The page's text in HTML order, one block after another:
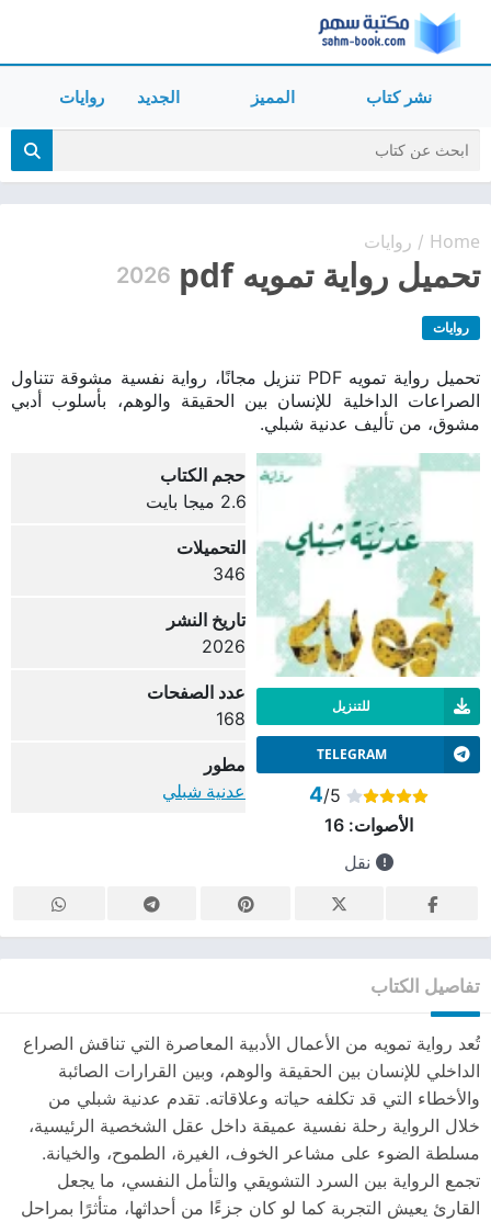
نشر كتاب المميز الجديد روايات
Home
/ روايات
تحميل رواية تمويه pdf 2026
روايات
تحميل رواية تمويه PDF تنزيل مجانًا، رواية نفسية مشوقة تتناول
الصراعات الداخلية للإنسان بين الحقيقة والوهم، بأسلوب أدبي
مشوق، من تأليف عدنية شبلي.
للتنزيل
TELEGRAM
4/5
الأصوات:16
نقل
حجم الكتاب
2.6 ميجا بايت
التحميلات
346
تاريخ النشر
2026
عدد الصفحات
168
مطور
عدنية شبلي
تفاصيل الكتاب
تُعد رواية تمويه من الأعمال الأدبية المعاصرة التي تناقش الصراع
الداخلي للإنسان بين الحقيقة والوهم، وبين القرارات الصائبة
والأخطاء التي قد تكلفه حياته وعلاقاته. تقدم عدنية شبلي من
خلال الرواية رحلة نفسية عميقة داخل عقل الشخصية الرئيسية،
مسلطة الضوء على مشاعر الخوف، الغيرة، الطموح، والخيانة.
تجمع الرواية بين السرد التشويقي والتأمل النفسي، ما يجعل
القارئ يعيش التجربة كما لو كان جزءًا من أحداثها، متأثرًا بمراحل